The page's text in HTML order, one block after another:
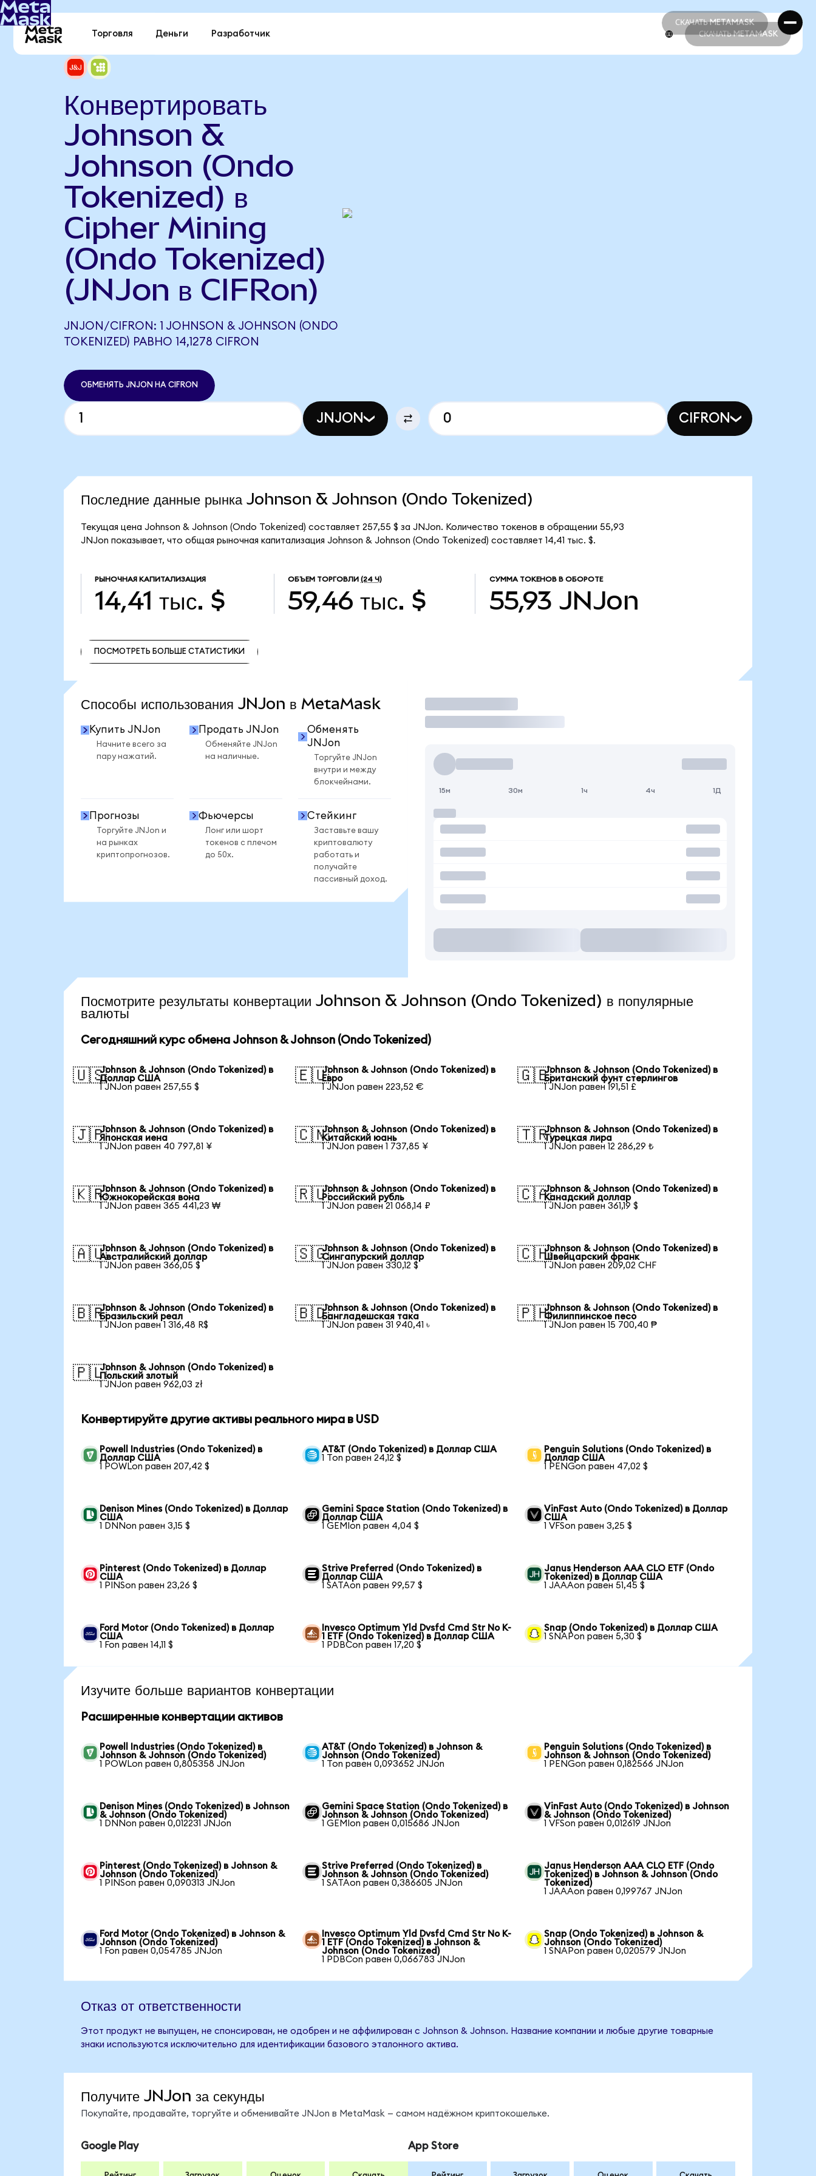
СКАЧАТЬ METAMASK
СКАЧАТЬ METAMASK
Торговля Деньги Разработчик СКАЧАТЬ METAMASK
Конвертировать
Johnson &
Johnson (Ondo
Tokenized) в
Cipher Mining
(Ondo Tokenized)
(JNJon в CIFRon)
JNJON/CIFRON: 1 JOHNSON & JOHNSON (ONDO
TOKENIZED) РАВНО 14,1278 CIFRON
ОБМЕНЯТЬ JNJON НА CIFRON
JNJON CIFRON
Последние данные рынка Johnson & Johnson (Ondo Tokenized)
Текущая цена Johnson & Johnson (Ondo Tokenized) составляет 257,55 $ за JNJon. Количество токенов в обращении 55,93
JNJon показывает, что общая рыночная капитализация Johnson & Johnson (Ondo Tokenized) составляет 14,41 тыс. $.
РЫНОЧНАЯ КАПИТАЛИЗАЦИЯ
14,41 тыс. $
ОБЪЕМ ТОРГОВЛИ (24 Ч)
59,46 тыс. $
СУММА ТОКЕНОВ В ОБОРОТЕ
55,93 JNJon
ПОСМОТРЕТЬ БОЛЬШЕ СТАТИСТИКИ
Способы использования JNJon в MetaMask
Купить JNJon
Начните всего за
пару нажатий.
Продать JNJon
Обменяйте JNJon
на наличные.
Обменять
JNJon
Торгуйте JNJon
внутри и между
блокчейнами.
Прогнозы
Торгуйте JNJon и
на рынках
криптопрогнозов.
Фьючерсы
Лонг или шорт
токенов с плечом
до 50x.
Стейкинг
Заставьте вашу
криптовалюту
работать и
получайте
пассивный доход.
Торговать
15м 30м 1ч 4ч 1Д
Посмотрите результаты конвертации Johnson & Johnson (Ondo Tokenized) в популярные
валюты
Сегодняшний курс обмена Johnson & Johnson (Ondo Tokenized)
🇺🇸Johnson & Johnson (Ondo Tokenized) в
Доллар США
1 JNJon равен 257,55 $
🇪🇺Johnson & Johnson (Ondo Tokenized) в
Евро
1 JNJon равен 223,52 €
🇬🇧Johnson & Johnson (Ondo Tokenized) в
Британский фунт стерлингов
1 JNJon равен 191,51 £
🇯🇵Johnson & Johnson (Ondo Tokenized) в
Японская иена
1 JNJon равен 40 797,81 ¥
🇨🇳Johnson & Johnson (Ondo Tokenized) в
Китайский юань
1 JNJon равен 1 737,85 ¥
🇹🇷Johnson & Johnson (Ondo Tokenized) в
Турецкая лира
1 JNJon равен 12 286,29 ₺
🇰🇷Johnson & Johnson (Ondo Tokenized) в
Южнокорейская вона
1 JNJon равен 365 441,23 ₩
🇷🇺Johnson & Johnson (Ondo Tokenized) в
Российский рубль
1 JNJon равен 21 068,14 ₽
🇨🇦Johnson & Johnson (Ondo Tokenized) в
Канадский доллар
1 JNJon равен 361,19 $
🇦🇺Johnson & Johnson (Ondo Tokenized) в
Австралийский доллар
1 JNJon равен 366,05 $
🇸🇬Johnson & Johnson (Ondo Tokenized) в
Сингапурский доллар
1 JNJon равен 330,12 $
🇨🇭Johnson & Johnson (Ondo Tokenized) в
Швейцарский франк
1 JNJon равен 209,02 CHF
🇧🇷Johnson & Johnson (Ondo Tokenized) в
Бразильский реал
1 JNJon равен 1 316,48 R$
🇧🇩Johnson & Johnson (Ondo Tokenized) в
Бангладешская така
1 JNJon равен 31 940,41 ৳
🇵🇭Johnson & Johnson (Ondo Tokenized) в
Филиппинское песо
1 JNJon равен 15 700,40 ₱
🇵🇱Johnson & Johnson (Ondo Tokenized) в
Польский злотый
1 JNJon равен 962,03 zł
Конвертируйте другие активы реального мира в USD
Powell Industries (Ondo Tokenized) в
Доллар США
1 POWLon равен 207,42 $
AT&T (Ondo Tokenized) в Доллар США
1 Ton равен 24,12 $
Penguin Solutions (Ondo Tokenized) в
Доллар США
1 PENGon равен 47,02 $
Denison Mines (Ondo Tokenized) в Доллар
США
1 DNNon равен 3,15 $
Gemini Space Station (Ondo Tokenized) в
Доллар США
1 GEMIon равен 4,04 $
VinFast Auto (Ondo Tokenized) в Доллар
США
1 VFSon равен 3,25 $
Pinterest (Ondo Tokenized) в Доллар
США
1 PINSon равен 23,26 $
Strive Preferred (Ondo Tokenized) в
Доллар США
1 SATAon равен 99,57 $
Janus Henderson AAA CLO ETF (Ondo
Tokenized) в Доллар США
1 JAAAon равен 51,45 $
Ford Motor (Ondo Tokenized) в Доллар
США
1 Fon равен 14,11 $
Invesco Optimum Yld Dvsfd Cmd Str No K-
1 ETF (Ondo Tokenized) в Доллар США
1 PDBCon равен 17,20 $
Snap (Ondo Tokenized) в Доллар США
1 SNAPon равен 5,30 $
Изучите больше вариантов конвертации
Расширенные конвертации активов
Powell Industries (Ondo Tokenized) в
Johnson & Johnson (Ondo Tokenized)
1 POWLon равен 0,805358 JNJon
AT&T (Ondo Tokenized) в Johnson &
Johnson (Ondo Tokenized)
1 Ton равен 0,093652 JNJon
Penguin Solutions (Ondo Tokenized) в
Johnson & Johnson (Ondo Tokenized)
1 PENGon равен 0,182566 JNJon
Denison Mines (Ondo Tokenized) в Johnson
& Johnson (Ondo Tokenized)
1 DNNon равен 0,012231 JNJon
Gemini Space Station (Ondo Tokenized) в
Johnson & Johnson (Ondo Tokenized)
1 GEMIon равен 0,015686 JNJon
VinFast Auto (Ondo Tokenized) в Johnson
& Johnson (Ondo Tokenized)
1 VFSon равен 0,012619 JNJon
Pinterest (Ondo Tokenized) в Johnson &
Johnson (Ondo Tokenized)
1 PINSon равен 0,090313 JNJon
Strive Preferred (Ondo Tokenized) в
Johnson & Johnson (Ondo Tokenized)
1 SATAon равен 0,386605 JNJon
Janus Henderson AAA CLO ETF (Ondo
Tokenized) в Johnson & Johnson (Ondo
Tokenized)
1 JAAAon равен 0,199767 JNJon
Ford Motor (Ondo Tokenized) в Johnson &
Johnson (Ondo Tokenized)
1 Fon равен 0,054785 JNJon
Invesco Optimum Yld Dvsfd Cmd Str No K-
1 ETF (Ondo Tokenized) в Johnson &
Johnson (Ondo Tokenized)
1 PDBCon равен 0,066783 JNJon
Snap (Ondo Tokenized) в Johnson &
Johnson (Ondo Tokenized)
1 SNAPon равен 0,020579 JNJon
Отказ от ответственности
Этот продукт не выпущен, не спонсирован, не одобрен и не аффилирован с Johnson & Johnson. Название компании и любые другие товарные
знаки используются исключительно для идентификации базового эталонного актива.
Получите JNJon за секунды
Покупайте, продавайте, торгуйте и обменивайте JNJon в MetaMask — самом надёжном криптокошельке.
Google Play App Store